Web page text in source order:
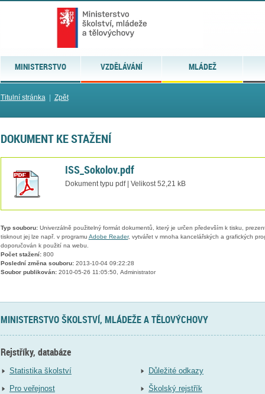
MINISTERSTVO VZDĚLÁVÁNÍ MLÁDEŽ
Titulní stránka| Zpět
DOKUMENT KE STAŽENÍ
ISS_Sokolov.pdf
Dokument typu pdf | Velikost 52,21 kB
Typ souboru:Univerzálně použitelný formát dokumentů, který je určen především k tisku,
tisknout jej lze např. v programu Adobe Reader, vytvářet v mnoha kancelářských a grafických
doporučován k použití na webu.
Počet stažení:800
Poslední změna souboru:2013-10-04 09:22:28
Soubor publikován:2010-05-26 11:05:50, Administrator
MINISTERSTVO ŠKOLSTVÍ, MLÁDEŽE A TĚLOVÝCHOVY
Rejstříky, databáze
Statistika školství
Pro veřejnost
Důležité odkazy
Školský rejstřík